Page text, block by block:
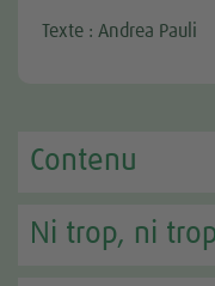
Texte : Andrea Pauli
Contenu
Ni trop, ni